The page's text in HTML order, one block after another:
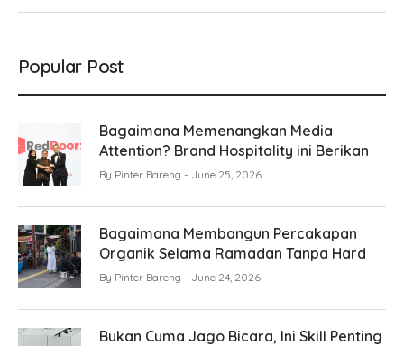
Popular Post
Bagaimana Memenangkan Media
Attention? Brand Hospitality ini Berikan
By Pinter Bareng June 25, 2026
Bagaimana Membangun Percakapan
Organik Selama Ramadan Tanpa Hard
By Pinter Bareng June 24, 2026
Bukan Cuma Jago Bicara, Ini Skill Penting